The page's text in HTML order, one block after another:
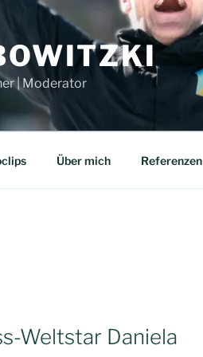
| Moderator
Über mich Referenzen
Weltstar Daniela